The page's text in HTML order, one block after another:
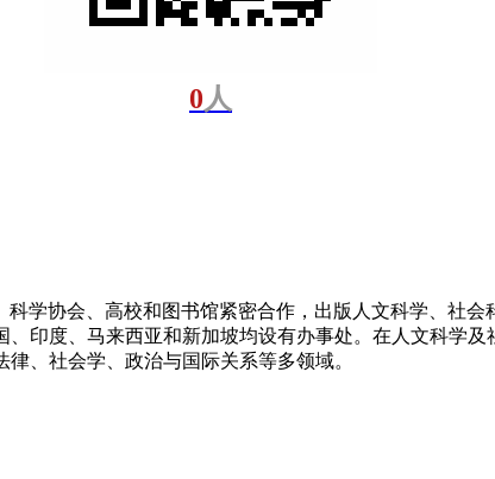
0人
学协会、高校和图书馆紧密合作，出版人文科学、社会
印度、马来西亚和新加坡均设有办事处。在人文科学
、社会学、政治与国际关系等多领域。